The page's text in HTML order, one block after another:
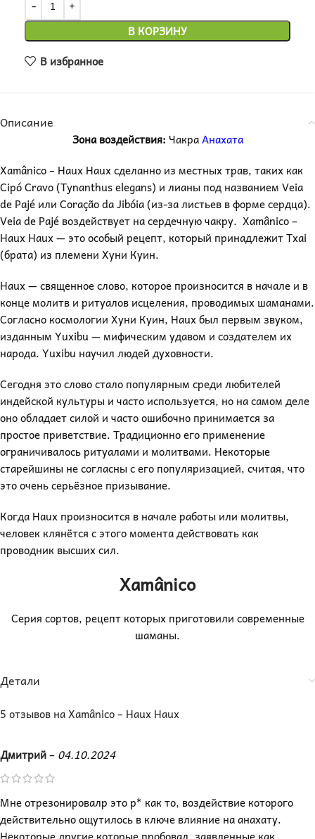
В КОРЗИНУ
В избранное
Описание
Зона воздействия: ЧакраАнахата
Xamânico – Haux Haux сделанно из местных трав, таких как
Cipó Cravo (Tynanthus elegans) и лианы под названием Veia
de Pajé или Coração da Jibóia (из-за листьев в форме сердца).
Veia de Pajé воздействует на сердечную чакру. Xamânico –
Haux Haux — это особый рецепт, который принадлежит Txai
(брата) из племени Хуни Куин.
Haux — священное слово, которое произносится в начале и в
конце молитв и ритуалов исцеления, проводимых шаманами.
Согласно космологии Хуни Куин, Haux был первым звуком,
изданным Yuxibu — мифическим удавом и создателем их
народа. Yuxibu научил людей духовности.
Сегодня это слово стало популярным среди любителей
индейской культуры и часто используется, но на самом деле
оно обладает силой и часто ошибочно принимается за
простое приветствие. Традиционно его применение
ограничивалось ритуалами и молитвами. Некоторые
старейшины не согласны с его популяризацией, считая, что
это очень серьёзное призывание.
Когда Haux произносится в начале работы или молитвы,
человек клянётся с этого момента действовать как
проводник высших сил.
Xamânico
Серия сортов, рецепт которых приготовили современные
шаманы.
Детали
5 отзывов наXamânico – Haux Haux
Дмитрий– 04.10.2024
Мне отрезонировалр это р* как то, воздействие которого
действительно ощутилось в ключе влияние на анахату.